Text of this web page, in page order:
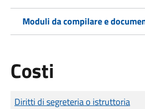
Moduli da compilare e
Costi
Tipo di pagamento
Importo
Diritti di segreteria o istruttoria